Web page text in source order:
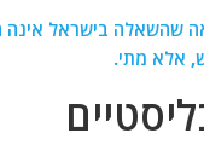
שהשאלה בישראל אינה
אלא מתי.